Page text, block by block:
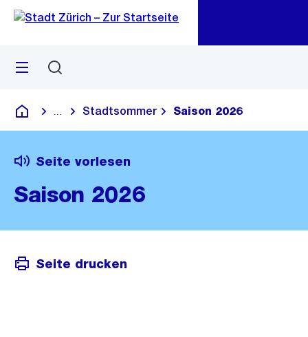
Navigation
Sprunglink
Menü
Deutsch
Blende alle Breadcrumbs ein
Stadtsommer Saison 2026
Seite vorlesen
Saison 2026
Seite drucken